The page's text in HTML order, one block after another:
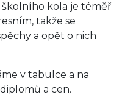
kola je téměř
takže se
a opět o nich
v tabulce a na
a cen.